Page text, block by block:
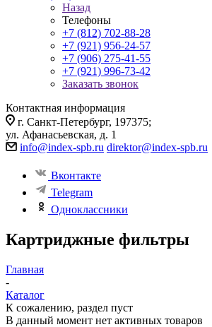
Назад
Телефоны
+7 (812) 702-88-28
+7 (921) 956-24-57
+7 (906) 275-41-55
+7 (921) 996-73-42
Заказать звонок
Контактная информация
г. Санкт-Петербург, 197375;
ул. Афанасьевская, д. 1
info@index-spb.ru direktor@index-spb.ru
Вконтакте
Telegram
Одноклассники
Картриджные фильтры
Главная
-
Каталог
К сожалению, раздел пуст
В данный момент нет активных товаров